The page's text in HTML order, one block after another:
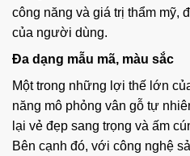
công năng và giá trị thẩm mỹ,
của người dùng.
Đa dạng mẫu mã, màu sắc
Một trong những lợi thế lớn
năng mô phỏng vân gỗ tự
lại vẻ đẹp sang trọng và ấm
Bên cạnh đó, với công nghệ